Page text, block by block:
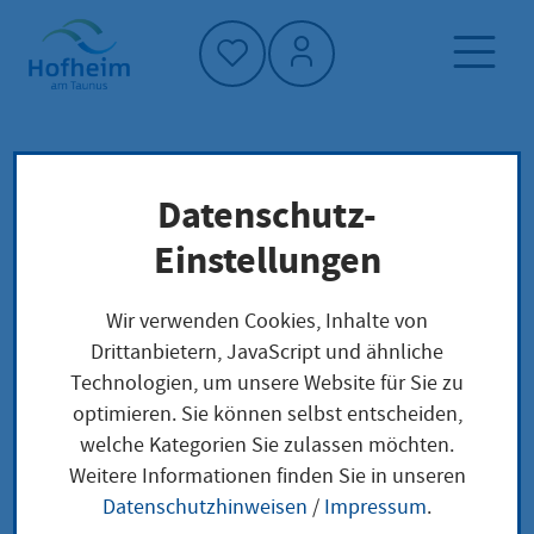
Startseite"
Dienstleistung-Finder
Lokale Anliegen
Abfall: Elektroschrott entsorgen
Abfall: Elektroschrott
entsorgen
Datenschutz-
Einstellungen
Wir verwenden Cookies, Inhalte von
Drittanbietern, JavaScript und ähnliche
Technologien, um unsere Website für Sie zu
optimieren. Sie können selbst entscheiden,
welche Kategorien Sie zulassen möchten.
Weitere Informationen finden Sie in unseren
Datenschutzhinweisen / Impressum.